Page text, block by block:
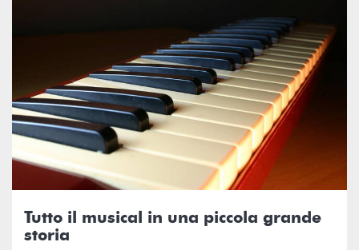
Tutto il musical in una piccola grande
storia